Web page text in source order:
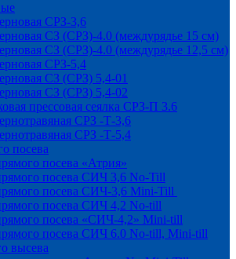
СРЗ-3,6
СЗ (СРЗ)-4.0 (междурядье 15 см)
СЗ (СРЗ)-4.0 (междурядье 12,5 см)
СРЗ-5,4
СЗ (СРЗ) 5,4-01
СЗ (СРЗ) 5,4-02
прессовая сеялка СРЗ-П 3.6
СРЗ -Т-3,6
СРЗ -Т-5,4
посева
посева «Атрия»
посева СИЧ 3,6 No-Till
посева СИЧ-3,6 Mini-Till
посева СИЧ 4,2 No-till
посева «СИЧ-4,2» Mini-till
посева СИЧ 6.0 No-till, Mini-till
высева